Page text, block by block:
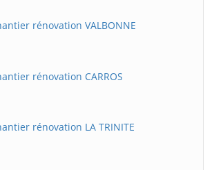
rénovation VALBONNE
rénovation CARROS
rénovation LA TRINITE